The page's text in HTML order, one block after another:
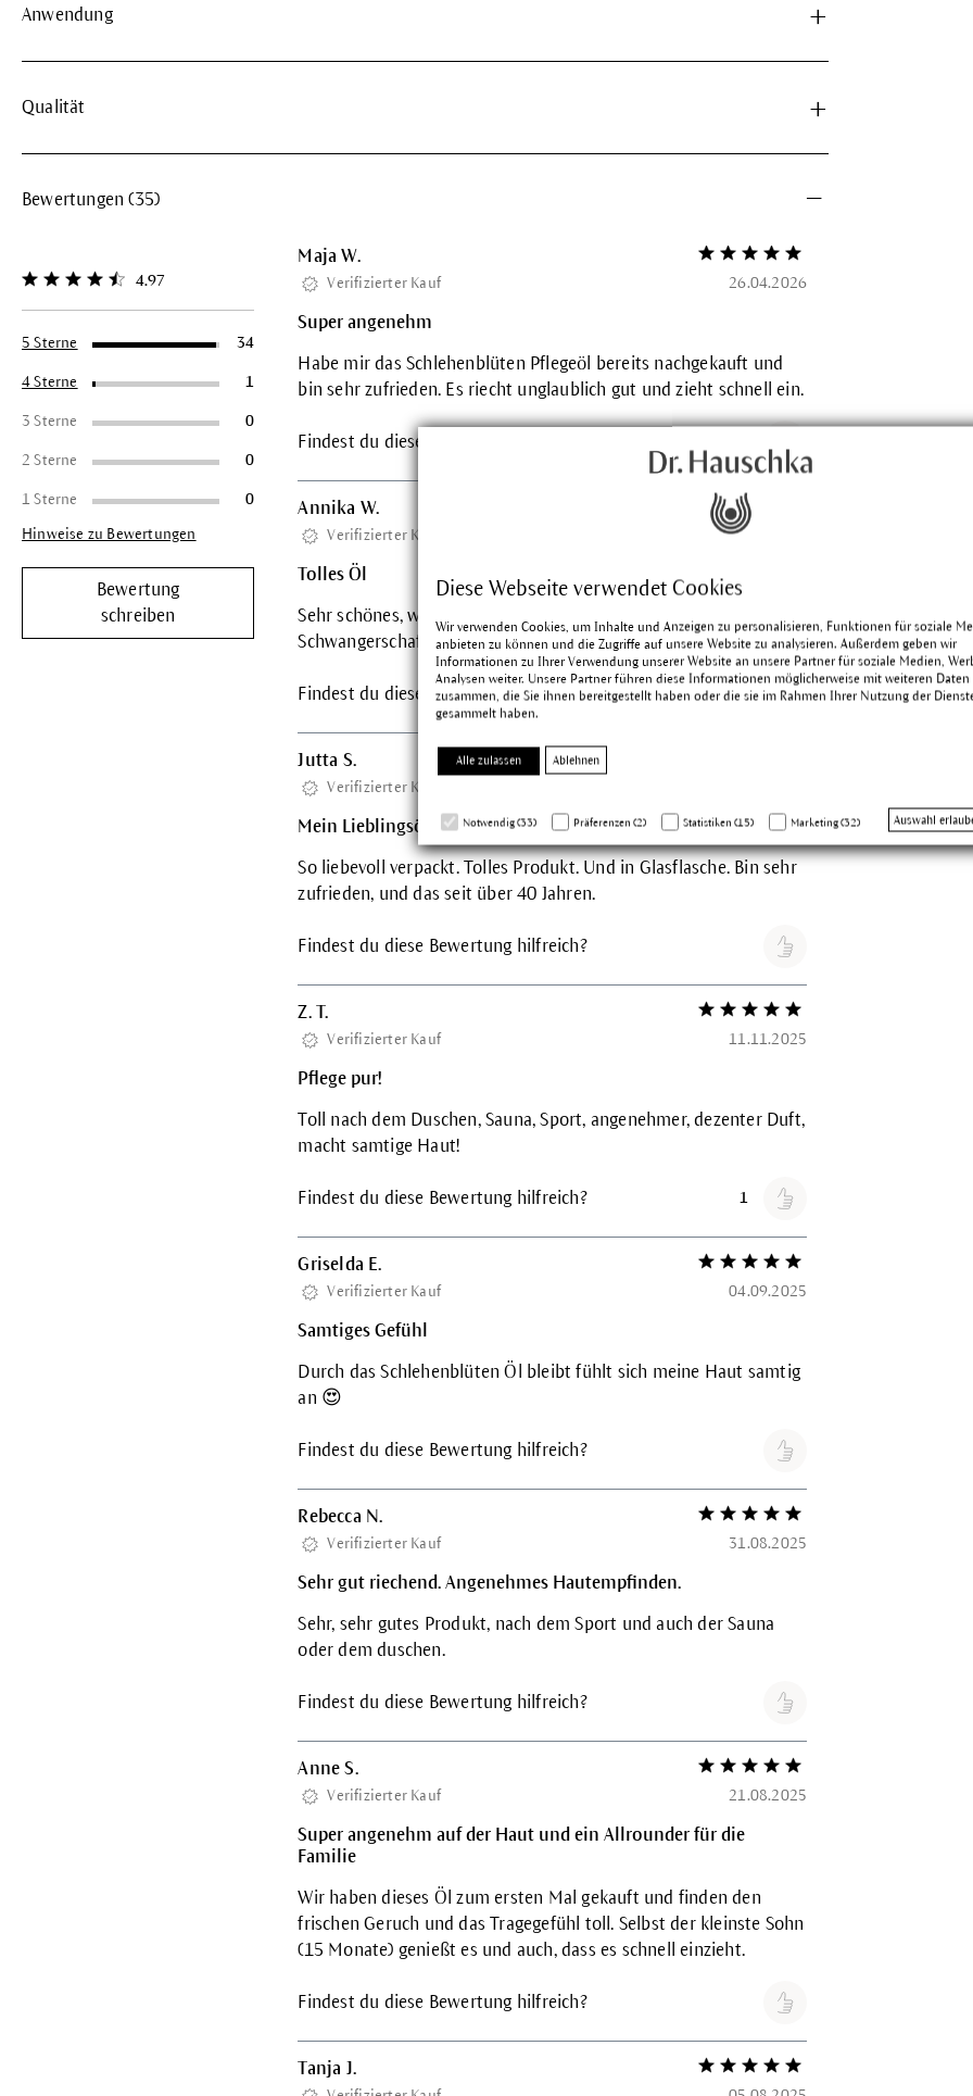
Diese Webseite verwendet Cookies
Wir verwenden Cookies, um Inhalte und Anzeigen zu personalisieren, Funktionen für soziale
anbieten zu können und die Zugriffe auf unsere Website zu analysieren. Außerdem geben wir
Informationen zu Ihrer Verwendung unserer Website an unsere Partner für soziale Medien,
Analysen weiter. Unsere Partner führen diese Informationen möglicherweise mit weiteren Daten
zusammen, die Sie ihnen bereitgestellt haben oder die sie im Rahmen Ihrer Nutzung der
gesammelt haben.
Alle zulassen Ablehnen
Notwendig (33) Präferenzen (2) Statistiken (15) Marketing (32) Auswahl
Anwendung
Qualität
Bewertungen (35)
Durchschnittliche Bewertung von 4.9 von 5 Sternen
4.97
5 Sterne 34
4 Sterne 1
3 Sterne 0
2 Sterne 0
1 Sterne 0
Hinweise zu Bewertungen
Bewertung
schreiben
Maja W. Bewertung mit 5 von 5 Sternen
Verifizierter Kauf 26.04.2026
Super angenehm
Habe mir das Schlehenblüten Pflegeöl bereits nachgekauft und
bin sehr zufrieden. Es riecht unglaublich gut und zieht schnell ein.
Findest du diese Bewertung hilfreich?
Annika W. Bewertung mit 5 von 5 Sternen
Verifizierter Kauf 26.03.2026
Tolles Öl
Sehr schönes, wohlig duftendes Öl; nicht nur für die
Schwangerschaft
Findest du diese Bewertung hilfreich?
Jutta S.
Verifizierter Kauf
Mein Lieblingsöl
So liebevoll verpackt. Tolles Produkt. Und in Glasflasche. Bin sehr
zufrieden, und das seit über 40 Jahren.
Findest du diese Bewertung hilfreich?
Z. T. Bewertung mit 5 von 5 Sternen
Verifizierter Kauf 11.11.2025
Pflege pur!
Toll nach dem Duschen, Sauna, Sport, angenehmer, dezenter Duft,
macht samtige Haut!
Findest du diese Bewertung hilfreich? 1
Griselda E. Bewertung mit 5 von 5 Sternen
Verifizierter Kauf 04.09.2025
Samtiges Gefühl
Durch das Schlehenblüten Öl bleibt fühlt sich meine Haut samtig
an 😍
Findest du diese Bewertung hilfreich?
Rebecca N. Bewertung mit 5 von 5 Sternen
Verifizierter Kauf 31.08.2025
Sehr gut riechend. Angenehmes Hautempfinden.
Sehr, sehr gutes Produkt, nach dem Sport und auch der Sauna
oder dem duschen.
Findest du diese Bewertung hilfreich?
Anne S. Bewertung mit 5 von 5 Sternen
Verifizierter Kauf 21.08.2025
Super angenehm auf der Haut und ein Allrounder für die
Familie
Wir haben dieses Öl zum ersten Mal gekauft und finden den
frischen Geruch und das Tragegefühl toll. Selbst der kleinste Sohn
(15 Monate) genießt es und auch, dass es schnell einzieht.
Findest du diese Bewertung hilfreich?
Tanja J. Bewertung mit 5 von 5 Sternen